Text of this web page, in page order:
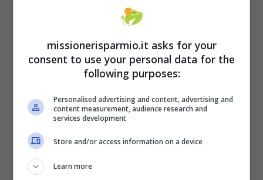
missionerisparmio.it asks for your
consent to use your personal data for the
following purposes:
Personalised advertising and content, advertising and
content measurement, audience research and
services development
Store and/or access information on a device
Learn more